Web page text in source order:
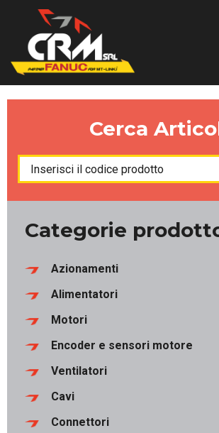
content
Cerca
Products
search
Categorie
Azionamenti
Alimentatori
Motori
Encoder e sensori motore
Ventilatori
Cavi
Connettori